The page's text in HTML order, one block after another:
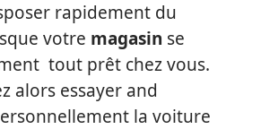
rapidement du
votre magasin se
tout prêt chez vous.
alors essayer and
la voiture